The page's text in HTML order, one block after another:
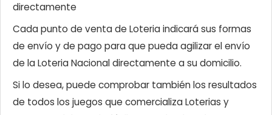
directamente
Cada punto de venta de Loteria indicará sus formas
de envío y de pago para que pueda agilizar el envío
de la Loteria Nacional directamente a su domicilio.
Si lo desea, puede comprobar también los resultados
de todos los juegos que comercializa Loterias y